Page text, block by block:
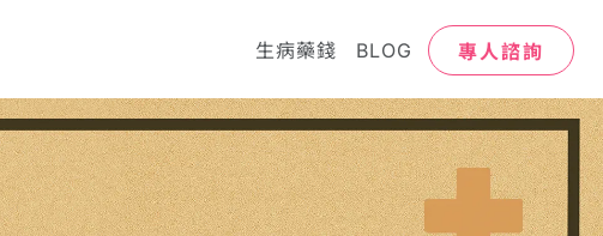
生病藥錢 BLOG 專人諮詢